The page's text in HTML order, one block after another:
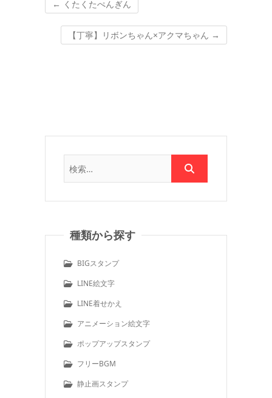
← くたくたぺんぎん
【丁寧】リボンちゃん×アクマちゃん →
種類から探す
BIGスタンプ
LINE絵文字
LINE着せかえ
アニメーション絵文字
ポップアップスタンプ
フリーBGM
静止画スタンプ